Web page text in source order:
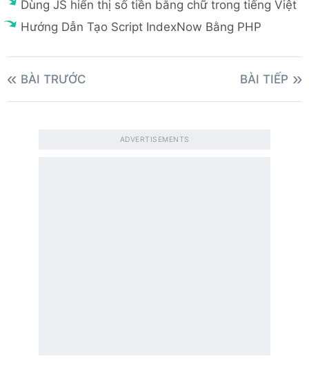
Dùng JS hiển thị số tiền bằng chữ trong tiếng Việt
Hướng Dẫn Tạo Script IndexNow Bằng PHP
BÀI TRƯỚC BÀI TIẾP
ADVERTISEMENTS